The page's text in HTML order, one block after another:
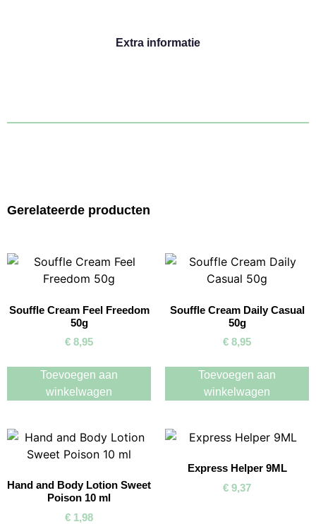
Extra informatie
Gerelateerde producten
Souffle Cream Feel Freedom
50g
€ 8,95
Toevoegen aan
winkelwagen
Souffle Cream Daily Casual
50g
€ 8,95
Toevoegen aan
winkelwagen
Hand and Body Lotion Sweet
Poison 10 ml
€ 1,98
Express Helper 9ML
€ 9,37